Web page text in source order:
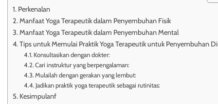
Perkenalan
Manfaat Yoga Terapeutik dalam Penyembuhan Fisik
Manfaat Yoga Terapeutik dalam Penyembuhan Mental
Tips untuk Memulai Praktik Yoga Terapeutik untuk Penyembuhan
Konsultasikan dengan dokter:
Cari instruktur yang berpengalaman:
Mulailah dengan gerakan yang lembut:
Jadikan praktik yoga terapeutik sebagai rutinitas:
Kesimpulanf